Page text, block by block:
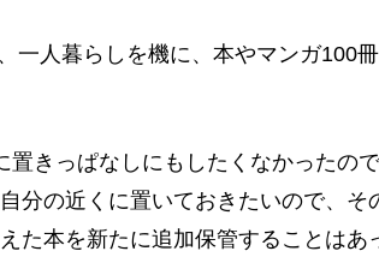
一人暮らしを機に、本やマンガ100
置きっぱなしにもしたくなかったの
分の近くに置いておきたいので、そ
た本を新たに追加保管することはあ